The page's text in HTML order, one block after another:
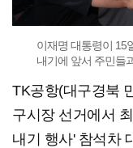
이재명 대통령이 15
내기에 앞서 주민들
TK공항(대구경북
구시장 선거에서
내기 행사' 참석차